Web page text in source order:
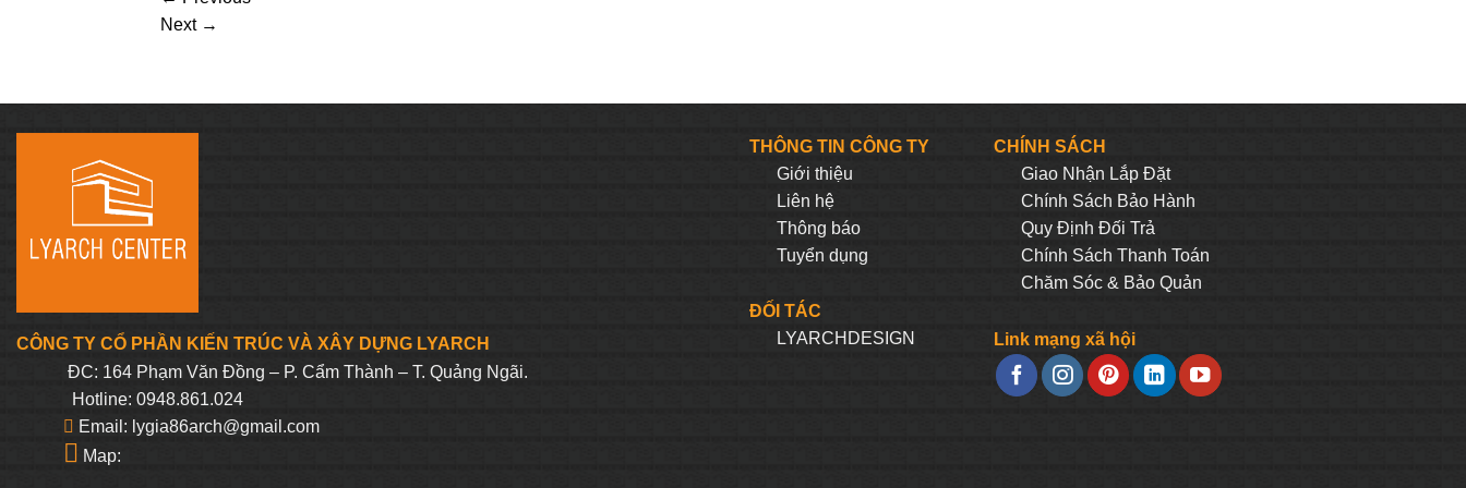
Next →
CÔNG TY CỔ PHẦN KIẾN TRÚC VÀ XÂY DỰNG LYARCH
ĐC: 164 Phạm Văn Đồng – P. Cẩm Thành – T. Quảng Ngãi.
Hotline: 0948.861.024
Email: lygia86arch@gmail.com
Map:
THÔNG TIN CÔNG TY
Giới thiệu
Liên hệ
Thông báo
Tuyển dụng
ĐỐI TÁC
LYARCHDESIGN
CHÍNH SÁCH
Giao Nhận Lắp Đặt
Chính Sách Bảo Hành
Quy Định Đối Trả
Chính Sách Thanh Toán
Chăm Sóc & Bảo Quản
Link mạng xã hội